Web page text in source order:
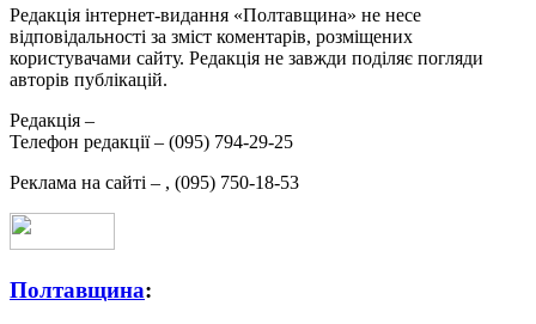
Редакція інтернет-видання «Полтавщина» не несе
відповідальності за зміст коментарів, розміщених
користувачами сайту. Редакція не завжди поділяє погляди
авторів публікацій.
Редакція –
Телефон редакції – (095) 794-29-25
Реклама на сайті – , (095) 750-18-53
Полтавщина: